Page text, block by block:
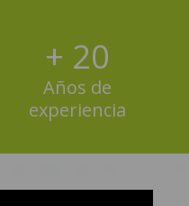
+ 20
Años de
experiencia